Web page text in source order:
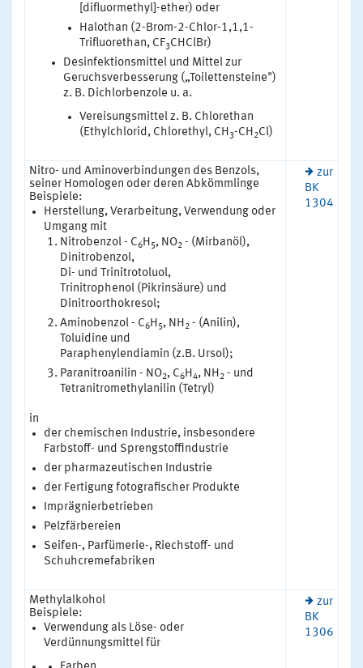
[difluormethyl]-ether) oder
Halothan (2-Brom-2-Chlor-1,1,1-
Trifluorethan, CF3CHClBr)
Desinfektionsmittel und Mittel zur
Geruchsverbesserung („Toilettensteine")
z. B. Dichlorbenzole u. a.
Vereisungsmittel z. B. Chlorethan
(Ethylchlorid, Chlorethyl, CH3-CH2Cl)
Nitro- und Aminoverbindungen des Benzols,
seiner Homologen oder deren Abkömmlinge
Beispiele:
Herstellung, Verarbeitung, Verwendung oder
Umgang mit
Nitrobenzol - C6H5, NO2- (Mirbanöl),
Dinitrobenzol,
Di- und Trinitrotoluol,
Trinitrophenol (Pikrinsäure) und
Dinitroorthokresol;
Aminobenzol - C6H5, NH2- (Anilin),
Toluidine und
Paraphenylendiamin (z.B. Ursol);
Paranitroanilin - NO2, C6H4, NH2- und
Tetranitromethylanilin (Tetryl)
in
der chemischen Industrie, insbesondere
Farbstoff- und Sprengstoffindustrie
der pharmazeutischen Industrie
der Fertigung fotografischer Produkte
Imprägnierbetrieben
Pelzfärbereien
Seifen-, Parfümerie-, Riechstoff- und
Schuhcremefabriken
zur
BK
1304
Methylalkohol
Beispiele:
Verwendung als Löse- oder
Verdünnungsmittel für
zur
BK
1306